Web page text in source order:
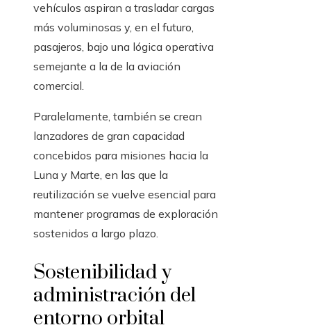
vehículos aspiran a trasladar cargas
más voluminosas y, en el futuro,
pasajeros, bajo una lógica operativa
semejante a la de la aviación
comercial.
Paralelamente, también se crean
lanzadores de gran capacidad
concebidos para misiones hacia la
Luna y Marte, en las que la
reutilización se vuelve esencial para
mantener programas de exploración
sostenidos a largo plazo.
Sostenibilidad y
administración del
entorno orbital